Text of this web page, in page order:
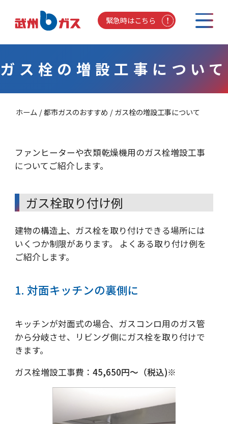
緊急時はこちら
ガス栓の増設工事について
ホーム 都市ガスのおすすめ ガス栓の増設工事について
ファンヒーターや衣類乾燥機用のガス栓増設工事
についてご紹介します。
ガス栓取り付け例
建物の構造上、ガス栓を取り付けできる場所には
いくつか制限があります。 よくある取り付け例を
ご紹介します。
1. 対面キッチンの裏側に
キッチンが対面式の場合、ガスコンロ用のガス管
から分岐させ、リビング側にガス栓を取り付けで
きます。
ガス栓増設工事費： 45,650円～（税込)※